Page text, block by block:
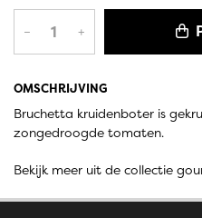
OMSCHRIJVING
Bruchetta kruidenboter is
zongedroogde tomaten.
– +
Bekijk meer uit de collectie